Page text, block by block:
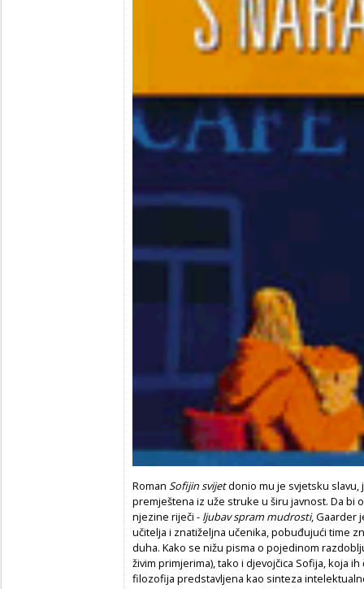
Roman Sofijin svijetdonio mu je svjetsku
premještena iz uže struke u širu javnost. Da
njezine riječi - ljubav spram mudrosti, Gaarder
učitelja i znatiželjna učenika, pobuđujući time
duha. Kako se nižu pisma o pojedinom
živim primjerima), tako i djevojčica Sofija, koja
filozofija predstavljena kao sinteza